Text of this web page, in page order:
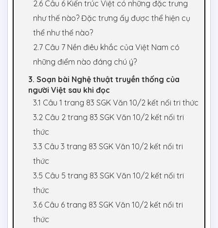
2.6 Câu 6 Kiến trúc Việt có những đặc trưng
như thế nào? Đặc trưng ấy được thể hiện cụ
thể như thế nào?
2.7 Câu 7 Nền điêu khắc của Việt Nam có
những điểm nào đáng chú ý?
3. Soạn bài Nghệ thuật truyền thống của
người Việt sau khi đọc
3.1 Câu 1 trang 83 SGK Văn 10/2 kết nối tri thức
3.2 Câu 2 trang 83 SGK Văn 10/2 kết nối tri
thức
3.3 Câu 3 trang 83 SGK Văn 10/2 kết nối tri
thức
3.5 Câu 5 trang 83 SGK Văn 10/2 kết nối tri
thức
3.6 Câu 6 trang 83 SGK Văn 10/2 kết nối tri
thức